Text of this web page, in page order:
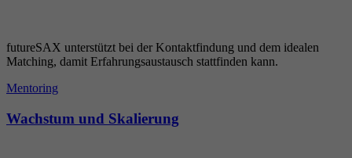
futureSAX unterstützt bei der Kontaktfindung und dem idealen
Matching, damit Erfahrungsaustausch stattfinden kann.
Mentoring
Wachstum und Skalierung